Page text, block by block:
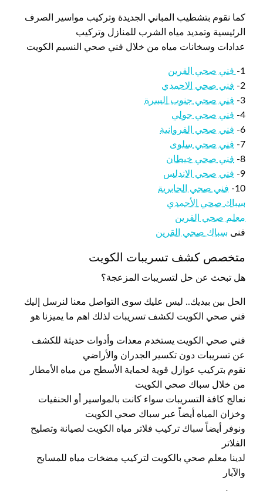
كما نقوم بتشطيب المباني الجديدة وتركيب مواسير الصرف
الرئيسية وتمديد مياه الشرب للمنازل وتركيب
عدادات وسخانات مياه من خلال فني صحي النسيم الكويت
1-
فني صحي القرين
2-
فني صحي الاحمدي
3-
فني صحي جنوب السرة
4-
فني صحي حولي
6-
فني صحي الفروانية
7-
فني صحي سلوى
8-
فني صحي خيطان
9-
فني صحي الاندلس
10-
فني صحي الجابرية
سباك صحي الأحمدي
معلم صحي القرين
فنى سباك صحي القرين
متخصص كشف تسريبات الكويت
هل تبحث عن حل لتسريبات المزعجة؟
الحل بين بيديك.. ليس عليك سوى التواصل معنا لنرسل إليك
فني صحي الكويت لكشف تسريبات لذلك اهم ما يميزنا هو
فني صحي الكويت يستخدم معدات وأدوات حديثة للكشف
عن تسريبات دون تكسير الجدران والأراضي
نقوم بتركيب عوازل قوية لحماية الأسطح من مياه الأمطار
من خلال سباك صحي الكويت
نعالج كافة التسريبات سواء كانت بالمواسير أو الحنفيات
وخزان المياه أيضاً عبر سباك صحي الكويت
ونوفر أيضاً سباك تركيب فلاتر مياه الكويت لصيانة وتصليح
الفلاتر
لدينا معلم صحي بالكويت لتركيب مضخات مياه للمسابح
والآبار